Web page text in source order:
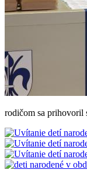
rodičom sa prihovoril